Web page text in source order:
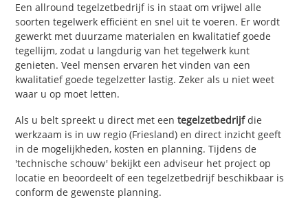
Een allround tegelzetbedrijf is in staat om vrijwel alle
soorten tegelwerk efficiënt en snel uit te voeren. Er wordt
gewerkt met duurzame materialen en kwalitatief goede
tegellijm, zodat u langdurig van het tegelwerk kunt
genieten. Veel mensen ervaren het vinden van een
kwalitatief goede tegelzetter lastig. Zeker als u niet weet
waar u op moet letten.
Als u belt spreekt u direct met eentegelzetbedrijfdie
werkzaam is in uw regio (Friesland) en direct inzicht geeft
in de mogelijkheden, kosten en planning. Tijdens de
'technische schouw' bekijkt een adviseur het project op
locatie en beoordeelt of een tegelzetbedrijf beschikbaar is
conform de gewenste planning.